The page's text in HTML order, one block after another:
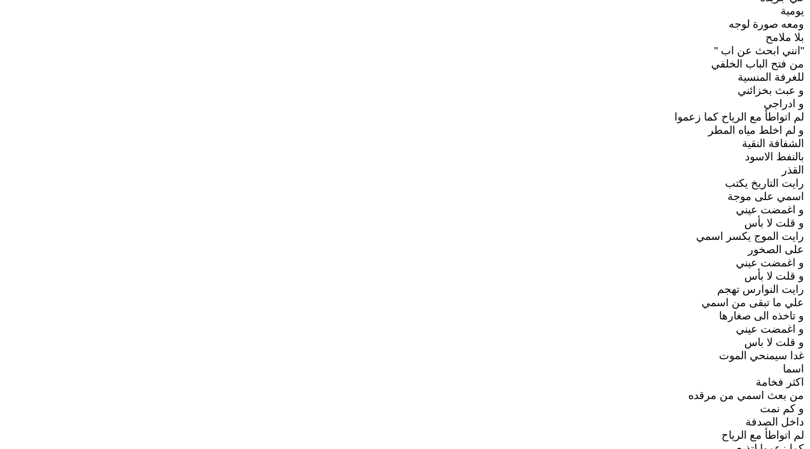
يومية
ومعه صورة لوجه
بلا ملامح
"انني ابحث عن اب "
من فتح الباب الخلفي
للغرفة المنسية
و عبث بخزائني
و ادراجي
لم اتواطأ مع الرياح كما زعموا
و لم اخلط مياه المطر
الشفافة النقية
بالنفط الاسود
القذر
رايت التاريخ يكتب
اسمي على موجة
و اغمضت عيني
و قلت لا بأس
رايت الموج يكسر اسمي
على الصخور
و اغمضت عيني
و قلت لا بأس
رايت النوارس تهجم
علي ما تبقى من اسمي
و تاخذه الى صغارها
و اغمضت عيني
و قلت لا باس
غدا سيمنحي الموت
اسما
اكثر فخامة
من بعث اسمي من مرقده
و كم نمت
داخل الصدفة
لم اتواطأ مع الرياح